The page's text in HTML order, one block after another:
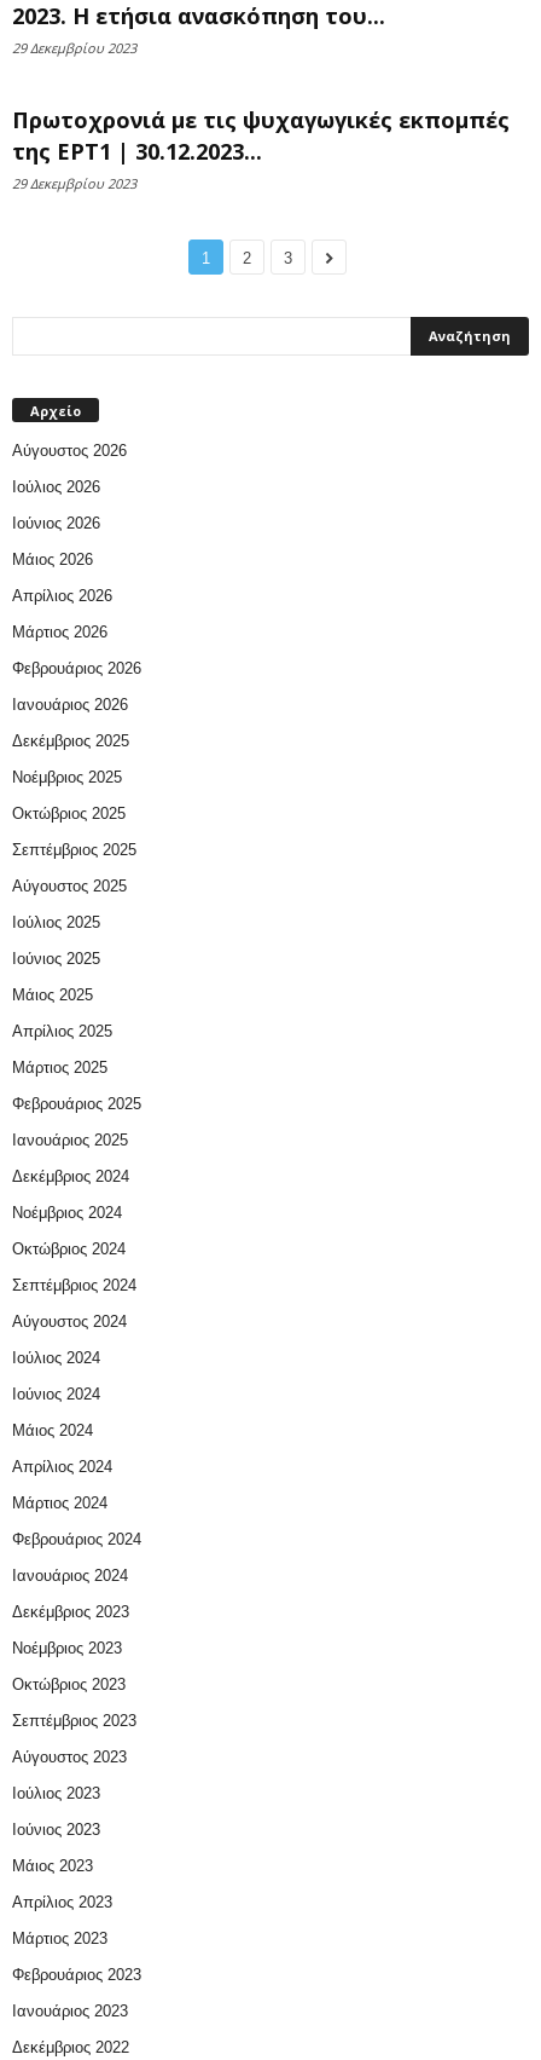
2023. Η ετήσια ανασκόπηση του...
29 Δεκεμβρίου 2023
Πρωτοχρονιά με τις ψυχαγωγικές εκπομπές
της ΕΡΤ1 | 30.12.2023...
29 Δεκεμβρίου 2023
1 2 3
Αρχείο
Αύγουστος 2026
Ιούλιος 2026
Ιούνιος 2026
Μάιος 2026
Απρίλιος 2026
Μάρτιος 2026
Φεβρουάριος 2026
Ιανουάριος 2026
Δεκέμβριος 2025
Νοέμβριος 2025
Οκτώβριος 2025
Σεπτέμβριος 2025
Αύγουστος 2025
Ιούλιος 2025
Ιούνιος 2025
Μάιος 2025
Απρίλιος 2025
Μάρτιος 2025
Φεβρουάριος 2025
Ιανουάριος 2025
Δεκέμβριος 2024
Νοέμβριος 2024
Οκτώβριος 2024
Σεπτέμβριος 2024
Αύγουστος 2024
Ιούλιος 2024
Ιούνιος 2024
Μάιος 2024
Απρίλιος 2024
Μάρτιος 2024
Φεβρουάριος 2024
Ιανουάριος 2024
Δεκέμβριος 2023
Νοέμβριος 2023
Οκτώβριος 2023
Σεπτέμβριος 2023
Αύγουστος 2023
Ιούλιος 2023
Ιούνιος 2023
Μάιος 2023
Απρίλιος 2023
Μάρτιος 2023
Φεβρουάριος 2023
Ιανουάριος 2023
Δεκέμβριος 2022